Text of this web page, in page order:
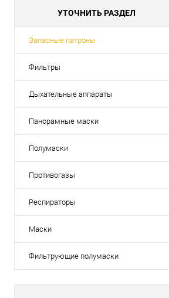
УТОЧНИТЬ РАЗДЕЛ
Запасные патроны
Фильтры
Дыхательные аппараты
Панорамные маски
Полумаски
Противогазы
Респираторы
Маски
Фильтрующие полумаски